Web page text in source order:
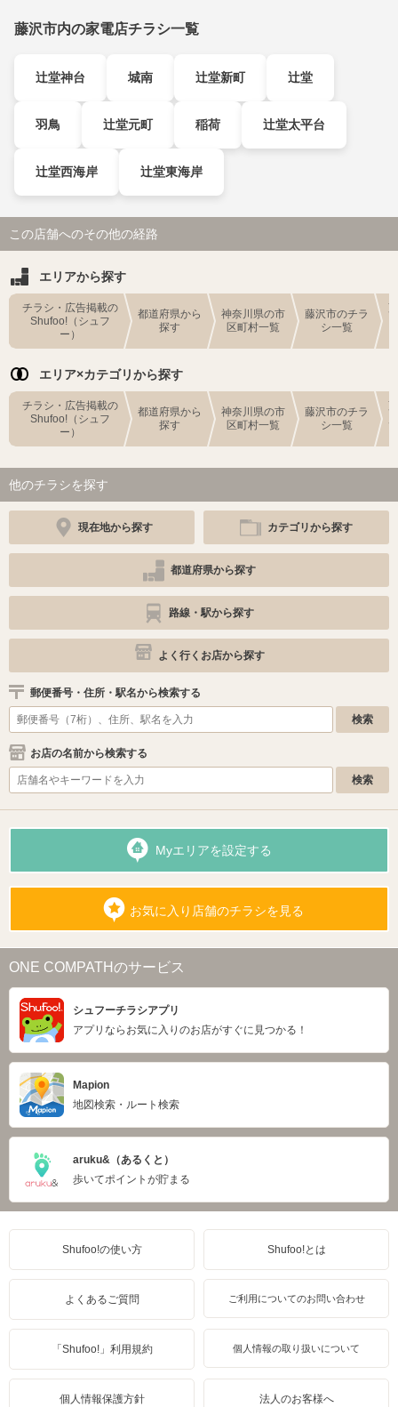
藤沢市内の家電店チラシ一覧
辻堂神台 城南 辻堂新町 辻堂
羽鳥 辻堂元町 稲荷 辻堂太平台
辻堂西海岸 辻堂東海岸
この店舗へのその他の経路
エリアから探す
チラシ・広告掲載の
Shufoo!（シュフ
ー）
都道府県から
探す
神奈川県の市
区町村一覧
藤沢市のチラ
シ一覧
エリア×カテゴリから探す
チラシ・広告掲載の
Shufoo!（シュフ
ー）
都道府県から
探す
神奈川県の市
区町村一覧
藤沢市のチラ
シ一覧
他のチラシを探す
現在地から探す カテゴリから探す
都道府県から探す
路線・駅から探す
よく行くお店から探す
郵便番号・住所・駅名から検索する
お店の名前から検索する
Myエリアを設定する
お気に入り店舗のチラシを見る
ONE COMPATHのサービス
シュフーチラシアプリ
アプリならお気に入りのお店がすぐに見つかる！
Mapion
地図検索・ルート検索
aruku&（あるくと）
歩いてポイントが貯まる
Shufoo!の使い方 Shufoo!とは
よくあるご質問 ご利用についてのお問い合わせ
「Shufoo!」利用規約 個人情報の取り扱いについて
個人情報保護方針 法人のお客様へ